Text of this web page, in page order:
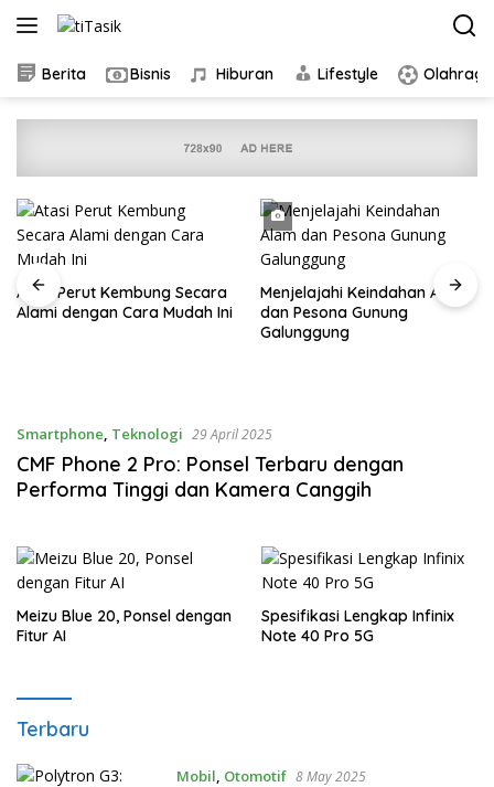
content
Berita Bisnis Hiburan Lifestyle Olahraga
Atasi Perut Kembung Secara
Alami dengan Cara Mudah Ini
Menjelajahi Keindahan Alam
dan Pesona Gunung
Galunggung
Smartphone, Teknologi 29 April 2025
CMF Phone 2 Pro: Ponsel Terbaru dengan
Performa Tinggi dan Kamera Canggih
Meizu Blue 20, Ponsel dengan
Fitur AI
Spesifikasi Lengkap Infinix
Note 40 Pro 5G
tiTasik
Terbaru
Mobil, Otomotif 8 May 2025